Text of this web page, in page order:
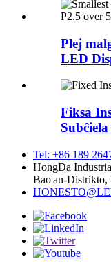
Plej
LED
Fiksa
Subĉiela
Tel: +86 189
HongDa
Bao'an-Distrikto,